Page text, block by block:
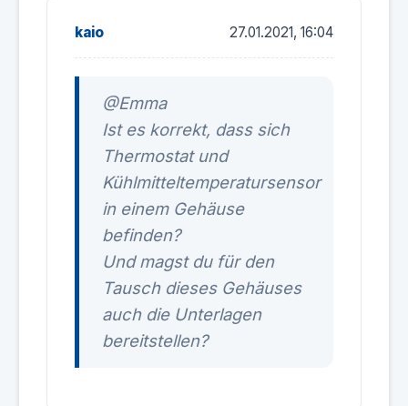
kaio 27.01.2021, 16:04
@Emma
Ist es korrekt, dass sich
Thermostat und
Kühlmitteltemperatursensor
in einem Gehäuse
befinden?
Und magst du für den
Tausch dieses Gehäuses
auch die Unterlagen
bereitstellen?